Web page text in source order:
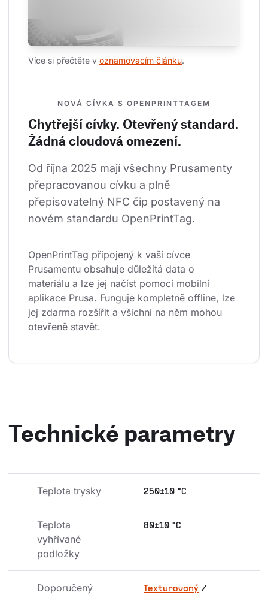
Více si přečtěte v oznamovacím článku.
NOVÁ CÍVKA S OPENPRINTTAGEM
Chytřejší cívky. Otevřený standard.
Žádná cloudová omezení.
Od října 2025 mají všechny Prusamenty
přepracovanou cívku a plně
přepisovatelný NFC čip postavený na
novém standardu OpenPrintTag.
OpenPrintTag připojený k vaší cívce
Prusamentu obsahuje důležitá data o
materiálu a lze jej načíst pomocí mobilní
aplikace Prusa. Funguje kompletně offline, lze
jej zdarma rozšířit a všichni na něm mohou
otevřeně stavět.
Technické parametry
Teplota trysky 250±10 °C
Teplota
vyhřívané
podložky
80±10 °C
Doporučený
Texturovaný /